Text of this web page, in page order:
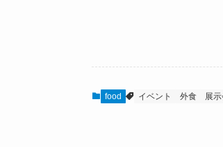
food イベント 外食 展